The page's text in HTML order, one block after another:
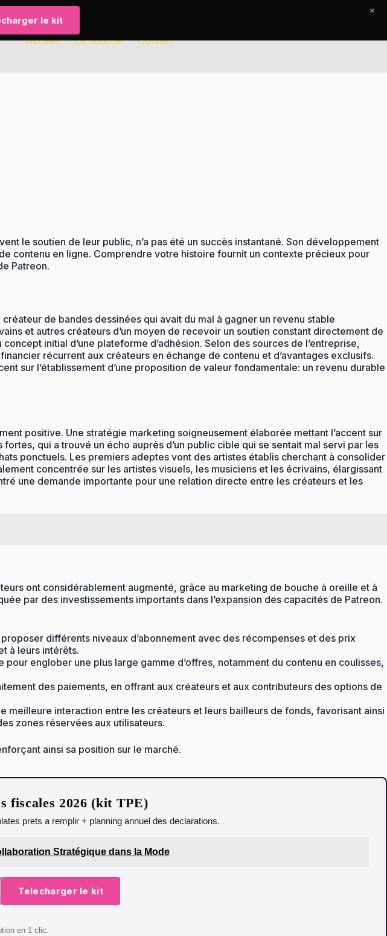
Accueil Le Journal Contact
le soutien de leur public, n’a pas été un succès instantané. Son développement
contenu en ligne. Comprendre votre histoire fournit un contexte précieux pour
Patreon.
de bandes dessinées qui avait du mal à gagner un revenu stable
et autres créateurs d’un moyen de recevoir un soutien constant directement de
initial d’une plateforme d’adhésion. Selon des sources de l’entreprise,
récurrent aux créateurs en échange de contenu et d’avantages exclusifs.
sur l’établissement d’une proposition de valeur fondamentale: un revenu durable
positive. Une stratégie marketing soigneusement élaborée mettant l’accent sur
qui a trouvé un écho auprès d’un public cible qui se sentait mal servi par les
ponctuels. Les premiers adeptes vont des artistes établis cherchant à consolider
concentrée sur les artistes visuels, les musiciens et les écrivains, élargissant
une demande importante pour une relation directe entre les créateurs et les
ont considérablement augmenté, grâce au marketing de bouche à oreille et à
par des investissements importants dans l’expansion des capacités de Patreon.
différents niveaux d’abonnement avec des récompenses et des prix
à leurs intérêts.
englober une plus large gamme d’offres, notamment du contenu en coulisses,
des paiements, en offrant aux créateurs et aux contributeurs des options de
meilleure interaction entre les créateurs et leurs bailleurs de fonds, favorisant ainsi
zones réservées aux utilisateurs.
ainsi sa position sur le marché.
fiscales 2026 (kit TPE)
prets a remplir + planning annuel des declarations.
Stratégique dans la Mode
Telecharger le kit
en 1 clic.
le kit
×